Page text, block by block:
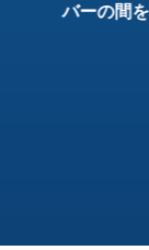
バーの間